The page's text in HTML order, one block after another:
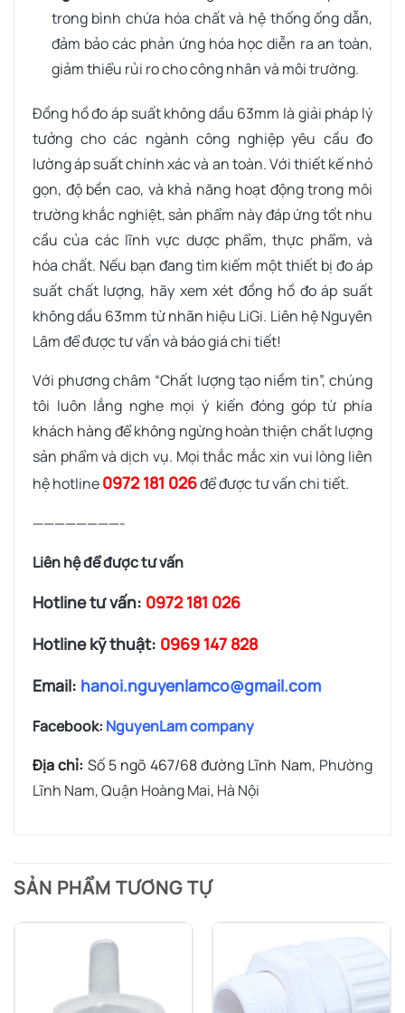
trong bình chứa hóa chất và hệ thống ống dẫn,
đảm bảo các phản ứng hóa học diễn ra an toàn,
giảm thiểu rủi ro cho công nhân và môi trường.
Đồng hồ đo áp suất không dầu 63mm là giải pháp lý
tưởng cho các ngành công nghiệp yêu cầu đo
lường áp suất chính xác và an toàn. Với thiết kế nhỏ
gọn, độ bền cao, và khả năng hoạt động trong môi
trường khắc nghiệt, sản phẩm này đáp ứng tốt nhu
cầu của các lĩnh vực dược phẩm, thực phẩm, và
hóa chất. Nếu bạn đang tìm kiếm một thiết bị đo áp
suất chất lượng, hãy xem xét đồng hồ đo áp suất
không dầu 63mm từ nhãn hiệu LiGi. Liên hệ Nguyên
Lâm để được tư vấn và báo giá chi tiết!
Với phương châm “Chất lượng tạo niềm tin”, chúng
tôi luôn lắng nghe mọi ý kiến đóng góp từ phía
khách hàng để không ngừng hoàn thiện chất lượng
sản phẩm và dịch vụ. Mọi thắc mắc xin vui lòng liên
hệ hotline0972 181 026để được tư vấn chi tiết.
————————-
Liên hệ để được tư vấn
Hotline tư vấn: 0972 181 026
Hotline kỹ thuật: 0969 147 828
Email: hanoi.nguyenlamco@gmail.com
Facebook: NguyenLam company
Địa chỉ: Số 5 ngõ 467/68 đường Lĩnh Nam, Phường
Lĩnh Nam, Quận Hoàng Mai, Hà Nội
SẢN PHẨM TƯƠNG TỰ